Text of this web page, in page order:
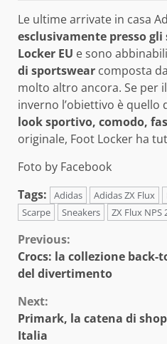
Le ultime arrivate in casa
esclusivamente presso
Locker EU e sono
di sportswear composta
molto altro ancora. Se per
inverno l’obiettivo è quello
look sportivo, comodo,
originale, Foot Locker ha
Foto by Facebook
Tags:
Adidas Adidas ZX Flux
Scarpe
Sneakers ZX Flux NPS
Continue
Reading
Previous:
Crocs: la collezione back-
del divertimento
Next:
Primark, la catena di
Italia